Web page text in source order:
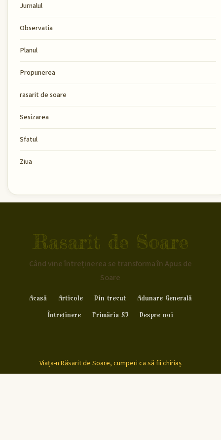
Jurnalul
Observatia
Planul
Propunerea
rasarit de soare
Sesizarea
Sfatul
Ziua
Rasarit de Soare
Când vine întreținerea se transforma în Apus de
Soare
Acasă Articole Din trecut
Adunare Generală
Întreținere
Primăria S3 Despre noi
Viața-n Răsarit de Soare, cumperi ca să fii chiriaș